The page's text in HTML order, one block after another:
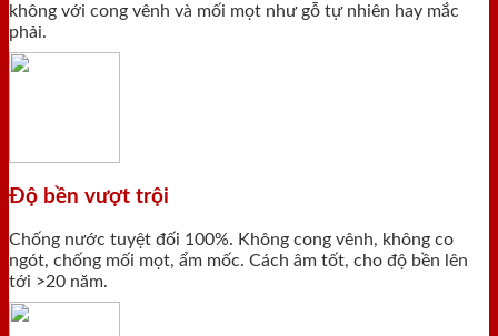
không với cong vênh và mối mọt như gỗ tự nhiên hay mắc
phải.
Độ bền vượt trội
Chống nước tuyệt đối 100%. Không cong vênh, không co
ngót, chống mối mọt, ẩm mốc. Cách âm tốt, cho độ bền lên
tới >20 năm.